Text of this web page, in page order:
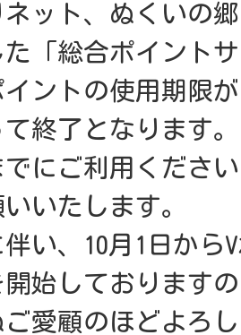
ネット、ぬくいの
た「総合ポイント
ントの使用期限
終了となります。
でにご利用くださ
いたします。
い、10月1日から
開始しております
ご愛顧のほどよろ